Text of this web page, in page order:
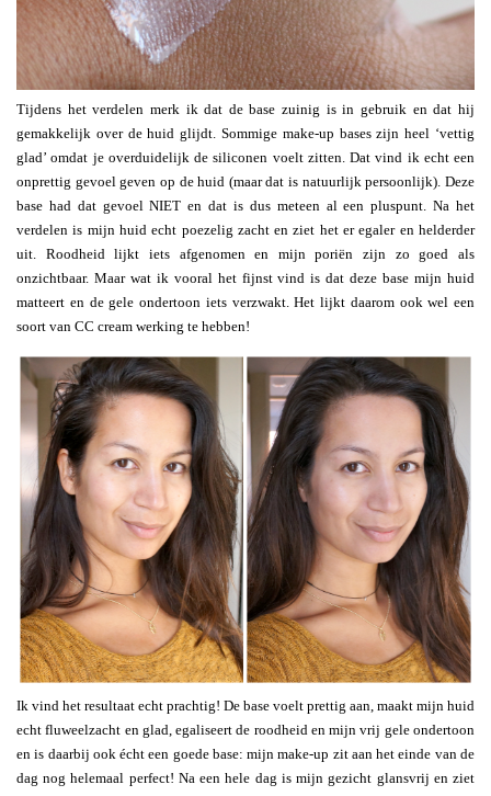
Tijdens het verdelen merk ik dat de base zuinig is in gebruik en dat hij
gemakkelijk over de huid glijdt. Sommige make-up bases zijn heel ‘vettig
glad’ omdat je overduidelijk de siliconen voelt zitten. Dat vind ik echt een
onprettig gevoel geven op de huid (maar dat is natuurlijk persoonlijk). Deze
base had dat gevoel NIET en dat is dus meteen al een pluspunt. Na het
verdelen is mijn huid echt poezelig zacht en ziet het er egaler en helderder
uit. Roodheid lijkt iets afgenomen en mijn poriën zijn zo goed als
onzichtbaar. Maar wat ik vooral het fijnst vind is dat deze base mijn huid
matteert en de gele ondertoon iets verzwakt. Het lijkt daarom ook wel een
soort van CC cream werking te hebben!
Ik vind het resultaat echt prachtig! De base voelt prettig aan, maakt mijn huid
echt fluweelzacht en glad, egaliseert de roodheid en mijn vrij gele ondertoon
en is daarbij ook écht een goede base: mijn make-up zit aan het einde van de
dag nog helemaal perfect! Na een hele dag is mijn gezicht glansvrij en ziet